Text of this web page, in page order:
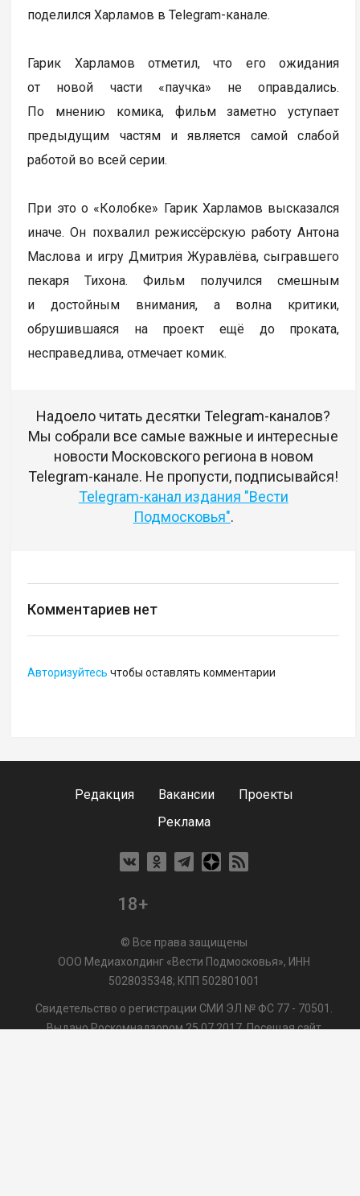
поделился Харламов в Telegram-канале.
Гарик Харламов отметил, что его ожидания
от новой части «паучка» не оправдались.
По мнению комика, фильм заметно уступает
предыдущим частям и является самой слабой
работой во всей серии.
При это о «Колобке» Гарик Харламов высказался
иначе. Он похвалил режиссёрскую работу Антона
Маслова и игру Дмитрия Журавлёва, сыгравшего
пекаря Тихона. Фильм получился смешным
и достойным внимания, а волна критики,
обрушившаяся на проект ещё до проката,
несправедлива, отмечает комик.
Надоело читать десятки Telegram-каналов?
Мы собрали все самые важные и интересные
новости Московского региона в новом
Telegram-канале. Не пропусти, подписывайся!
Telegram-канал издания "Вести
Подмосковья".
Комментариев нет
Авторизуйтесь чтобы оставлять комментарии
Редакция Вакансии
Проекты
Реклама
18+
© Все права защищены
ООО Медиахолдинг «Вести Подмосковья», ИНН
5028035348; КПП 502801001
Свидетельство о регистрации СМИ ЭЛ № ФС 77 - 70501.
Выдано Роскомнадзором 25.07.2017. Посещая сайт